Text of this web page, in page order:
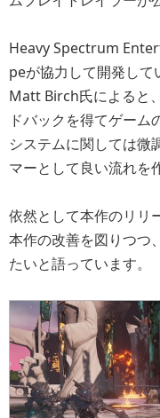
Heavy Spectrum
peが協力して開発し
Matt Birch氏によると
ドバックを得てゲー
システムに関しては微
マーとして良い流れを
依然として本作のリリ
本作の改善を図りつつ
たいと語っています。